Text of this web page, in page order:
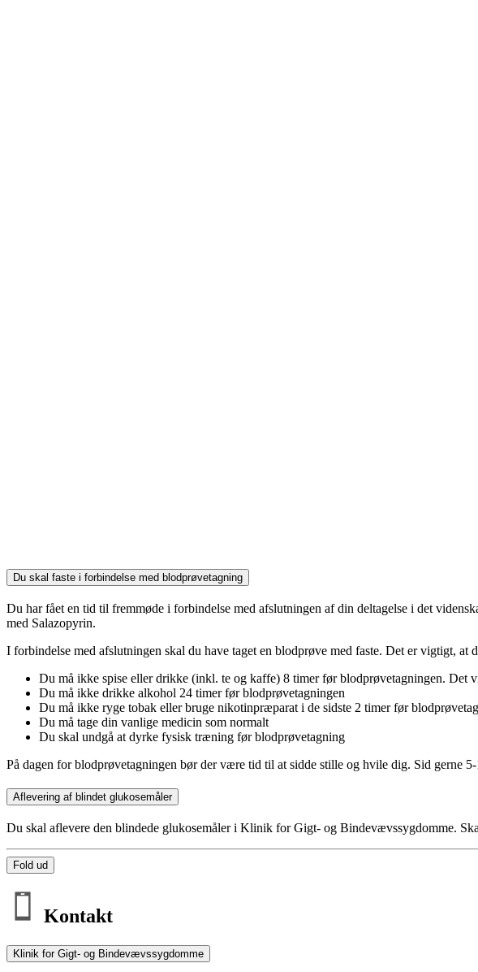
Du skal faste i forbindelse med blodprøvetagning
Du har fået en tid til fremmøde i forbindelse med afslutningen af din deltagelse i det
med Salazopyrin.
I forbindelse med afslutningen skal du have taget en blodprøve med faste. Det er vigtigt, at
Du må ikke spise eller drikke (inkl. te og kaffe) 8 timer før blodprøvetagningen. Det
Du må ikke drikke alkohol 24 timer før blodprøvetagningen
Du må ikke ryge tobak eller bruge nikotinpræparat i de sidste 2 timer før
Du må tage din vanlige medicin som normalt
Du skal undgå at dyrke fysisk træning før blodprøvetagning
På dagen for blodprøvetagningen bør der være tid til at sidde stille og hvile dig. Sid gerne
Aflevering af blindet glukosemåler
Du skal aflevere den blindede glukosemåler i Klinik for Gigt- og Bindevævssygdomme.
Fold ud
Kontakt
Klinik for Gigt- og Bindevævssygdomme